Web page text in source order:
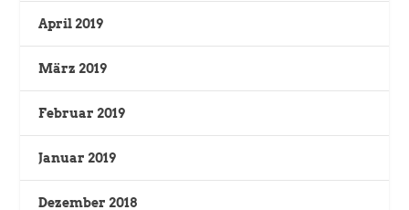
April 2019
März 2019
Februar 2019
Januar 2019
Dezember 2018